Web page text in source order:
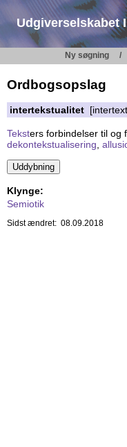
Udgiverselskabet
Ny søgning
Ordbogsopslag
intertekstualitet
Teksters forbindelser til og
dekontekstualisering
Klynge:
Semiotik
Sidst ændret: 08.09.2018